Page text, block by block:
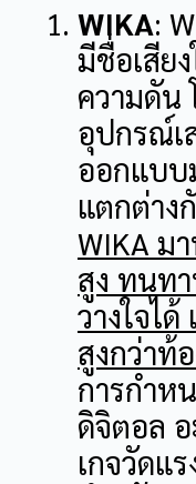
WIKA:
มีชื่อเสีย
ความดัน
อุปกรณ์เ
ออกแบบ
แตกต่าง
WIKA ม
สูง ทนท
วางใจได้
สูงกว่าท้
การกำห
ดิจิตอล
เกจวัดแ